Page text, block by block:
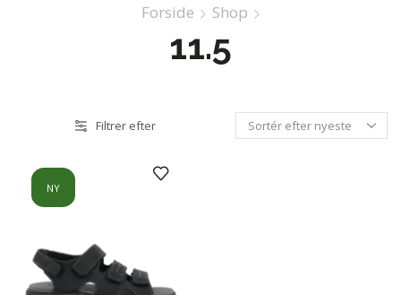
Forside Shop
11.5
Filtrer efter
NY